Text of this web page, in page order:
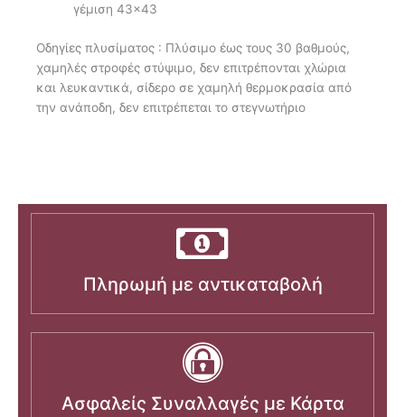
γέμιση 43×43
Οδηγίες πλυσίματος : Πλύσιμο έως τους 30 βαθμούς,
χαμηλές στροφές στύψιμο, δεν επιτρέπονται χλώρια
και λευκαντικά, σίδερο σε χαμηλή θερμοκρασία από
την ανάποδη, δεν επιτρέπεται το στεγνωτήριο
Πληρωμή με αντικαταβολή
Ασφαλείς Συναλλαγές με Κάρτα